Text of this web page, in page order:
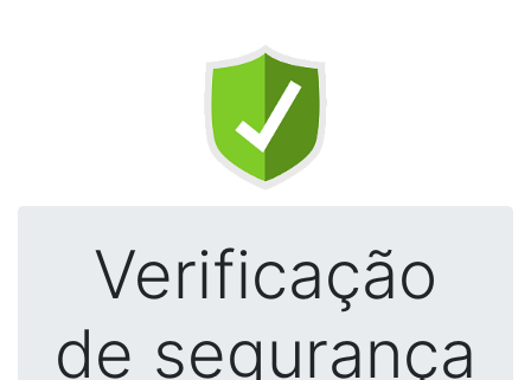
Verificação
de segurança